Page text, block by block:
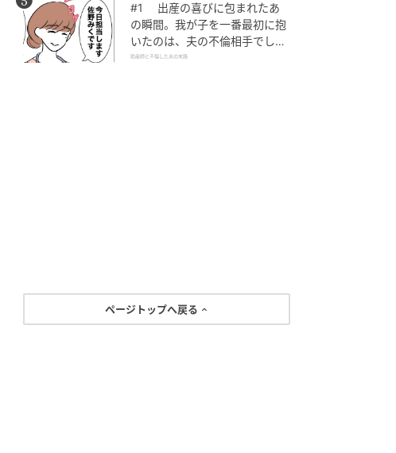
#1 出産の喜びに包まれたあ
の瞬間。我が子を一番最初に抱
いたのは、夫の不倫相手でし
た。
助産師と不倫した夫の末路
ページトップへ戻る